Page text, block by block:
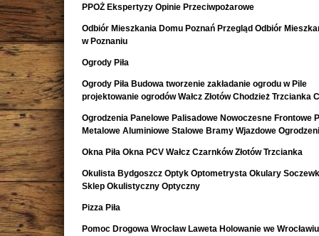
PPOŻ Ekspertyzy Opinie Przeciwpożarowe
Odbiór Mieszkania Domu Poznań Przegląd Odbiór
w Poznaniu
Ogrody Piła
Ogrody Piła Budowa tworzenie zakładanie ogrodu w Pile
projektowanie ogrodów Wałcz Złotów Chodzież Trzcianka
Ogrodzenia Panelowe Palisadowe Nowoczesne Frontowe
Metalowe Aluminiowe Stalowe Bramy Wjazdowe
Okna Piła Okna PCV Wałcz Czarnków Złotów Trzcianka
Okulista Bydgoszcz Optyk Optometrysta Okulary
Sklep Okulistyczny Optyczny
Pizza Piła
Pomoc Drogowa Wrocław Laweta Holowanie we